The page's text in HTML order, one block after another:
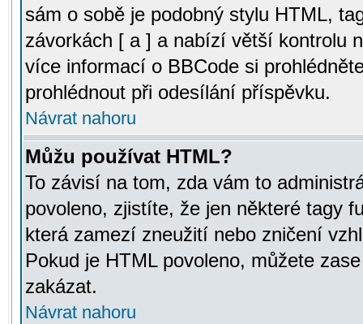
sám o sobě je podobný stylu HTML,
závorkách [ a ] a nabízí větší kontrolu
více informací o BBCode si
prohlédnout při odesílání příspěvku.
Návrat nahoru
Můžu používat HTML?
To závisí na tom, zda vám to
povoleno, zjistíte, že jen některé tagy
která zamezí zneužití nebo zničení
Pokud je HTML povoleno, můžete
zakázat.
Návrat nahoru